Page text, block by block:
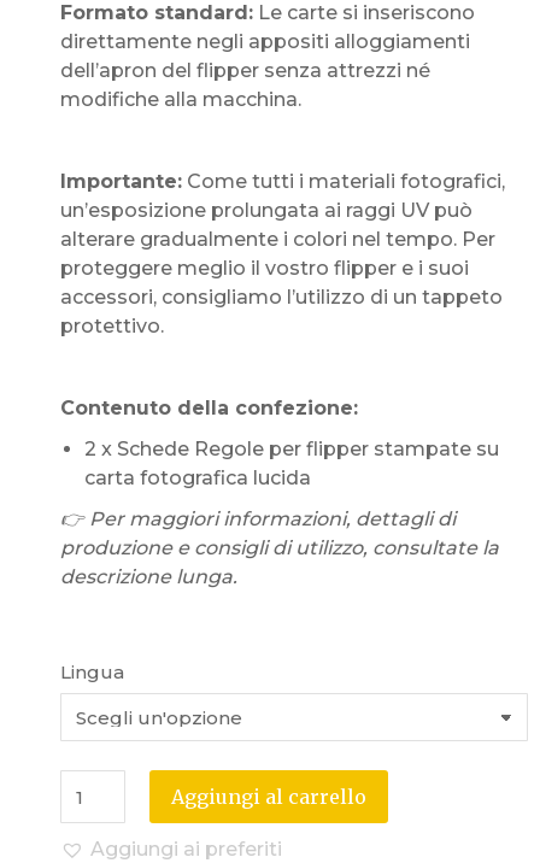
Formato standard: Le carte si inseriscono
direttamente negli appositi alloggiamenti
dell’apron del flipper senza attrezzi né
modifiche alla macchina.
Importante: Come tutti i materiali fotografici,
un’esposizione prolungata ai raggi UV può
alterare gradualmente i colori nel tempo. Per
proteggere meglio il vostro flipper e i suoi
accessori, consigliamo l’utilizzo di un tappeto
protettivo.
Contenuto della confezione:
2 x Schede Regole per flipper stampate su
carta fotografica lucida
👉 Per maggiori informazioni, dettagli di
produzione e consigli di utilizzo, consultate la
descrizione lunga.
Lingua
Aggiungi al carrello
Aggiungi ai preferiti